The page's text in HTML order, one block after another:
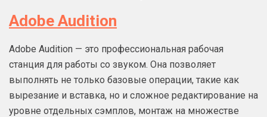
Adobe Audition
Adobe Audition — это профессиональная рабочая
станция для работы со звуком. Она позволяет
выполнять не только базовые операции, такие как
вырезание и вставка, но и сложное редактирование на
уровне отдельных сэмплов, монтаж на множестве